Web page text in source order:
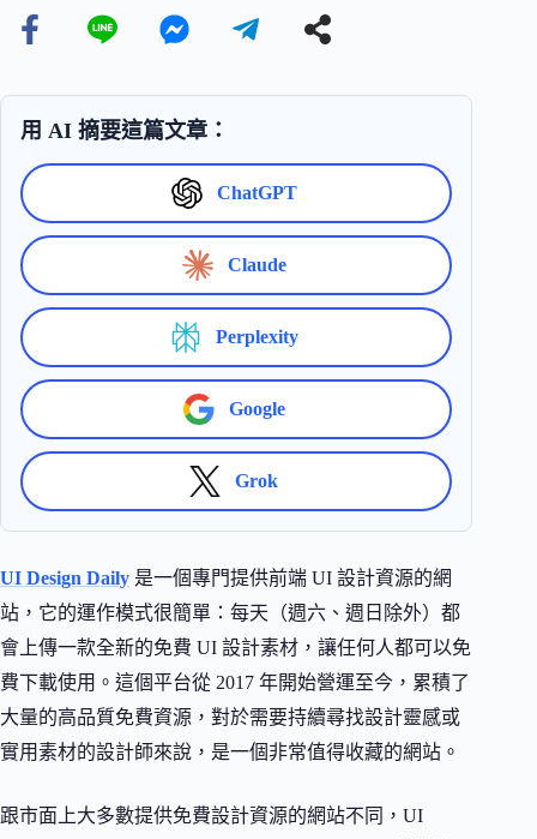
用 AI 摘要這篇文章：
ChatGPT
Claude
Perplexity
Google
Grok
UI Design Daily 是一個專門提供前端 UI 設計資源的網
站，它的運作模式很簡單：每天（週六、週日除外）都
會上傳一款全新的免費 UI 設計素材，讓任何人都可以免
費下載使用。這個平台從 2017 年開始營運至今，累積了
大量的高品質免費資源，對於需要持續尋找設計靈感或
實用素材的設計師來說，是一個非常值得收藏的網站。
跟市面上大多數提供免費設計資源的網站不同，UI